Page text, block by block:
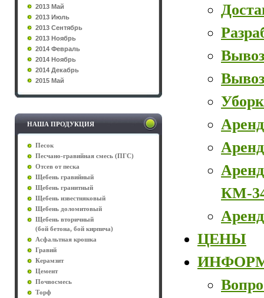
2013 Май
2013 Июль
2013 Сентябрь
2013 Ноябрь
2014 Февраль
2014 Ноябрь
2014 Декабрь
2015 Май
НАША ПРОДУКЦИЯ
Песок
Песчано-гравийная смесь (ПГС)
Отсев от песка
Щебень гравийный
Щебень гранитный
Щебень известняковый
Щебень доломитовый
Щебень вторичный
(бой бетона, бой кирпича)
Асфальтная крошка
Гравий
Керамзит
Цемент
Почвосмесь
Торф
КМ-
ЦЕНЫ